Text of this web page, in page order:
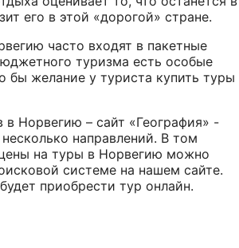
его в этой «дорогой» стране.
часто входят в пакетные
туризма есть особые
бы желание у туриста купить туры
в Норвегию – сайт «География» -
направлений. В том
на туры в Норвегию можно
системе на нашем сайте.
приобрести тур онлайн.